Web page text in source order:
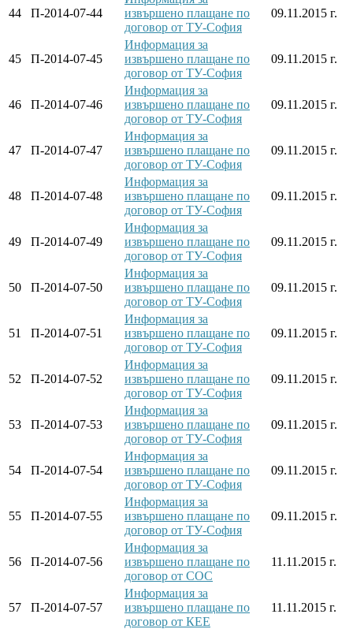
44 П-2014-07-44
извършено плащане по
договор от ТУ-София
09.11.2015 г.
45 П-2014-07-45
Информация за
извършено плащане по
договор от ТУ-София
09.11.2015 г.
46 П-2014-07-46
Информация за
извършено плащане по
договор от ТУ-София
09.11.2015 г.
47 П-2014-07-47
Информация за
извършено плащане по
договор от ТУ-София
09.11.2015 г.
48 П-2014-07-48
Информация за
извършено плащане по
договор от ТУ-София
09.11.2015 г.
49 П-2014-07-49
Информация за
извършено плащане по
договор от ТУ-София
09.11.2015 г.
50 П-2014-07-50
Информация за
извършено плащане по
договор от ТУ-София
09.11.2015 г.
51 П-2014-07-51
Информация за
извършено плащане по
договор от ТУ-София
09.11.2015 г.
52 П-2014-07-52
Информация за
извършено плащане по
договор от ТУ-София
09.11.2015 г.
53 П-2014-07-53
Информация за
извършено плащане по
договор от ТУ-София
09.11.2015 г.
54 П-2014-07-54
Информация за
извършено плащане по
договор от ТУ-София
09.11.2015 г.
55 П-2014-07-55
Информация за
извършено плащане по
договор от ТУ-София
09.11.2015 г.
56 П-2014-07-56
Информация за
извършено плащане по
договор от СОС
11.11.2015 г.
57 П-2014-07-57
Информация за
извършено плащане по
договор от КЕЕ
11.11.2015 г.